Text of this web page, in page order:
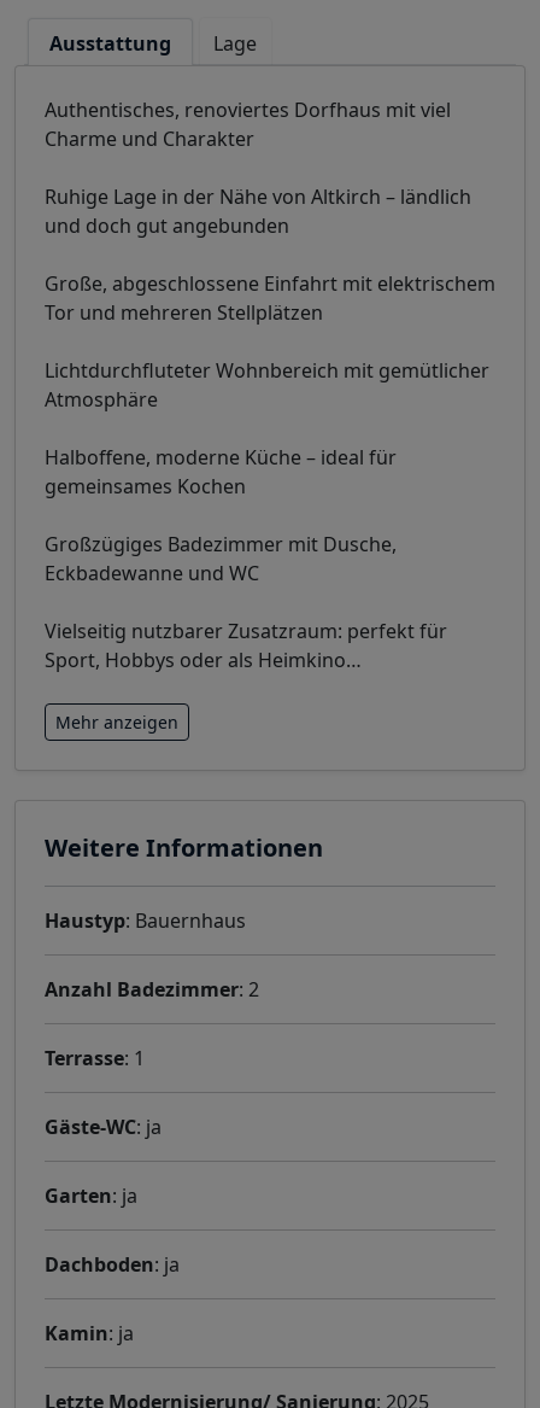
Ausstattung Lage
Authentisches, renoviertes Dorfhaus mit viel
Charme und Charakter
Ruhige Lage in der Nähe von Altkirch – ländlich
und doch gut angebunden
Große, abgeschlossene Einfahrt mit elektrischem
Tor und mehreren Stellplätzen
Lichtdurchfluteter Wohnbereich mit gemütlicher
Atmosphäre
Halboffene, moderne Küche – ideal für
gemeinsames Kochen
Großzügiges Badezimmer mit Dusche,
Eckbadewanne und WC
Vielseitig nutzbarer Zusatzraum: perfekt für
Sport, Hobbys oder als Heimkino…
Mehr anzeigen
Weitere Informationen
Haustyp: Bauernhaus
Anzahl Badezimmer: 2
Terrasse: 1
Gäste-WC: ja
Garten: ja
Dachboden: ja
Kamin: ja
Letzte Modernisierung/ Sanierung: 2025